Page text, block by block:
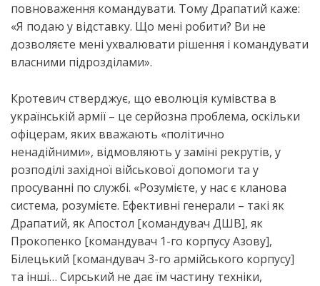
повноваження командувати. Тому Драпатий каже:
«Я подаю у відставку. Що мені робити? Ви не
дозволяєте мені ухвалювати рішення і командувати
власними підрозділами».
Кротевич стверджує, що еволюція кумівства в
українській армії – це серйозна проблема, оскільки
офіцерам, яких вважають «політично
ненадійними», відмовляють у заміні рекрутів, у
розподілі західної військової допомоги та у
просуванні по службі. «Розумієте, у нас є кланова
система, розумієте. Ефективні генерали – такі як
Драпатий, як Апостол [командувач ДШВ], як
Прокопенко [командувач 1-го корпусу Азову],
Білецький [командувач 3-го армійського корпусу]
та інші… Сирський не дає їм частину техніки,